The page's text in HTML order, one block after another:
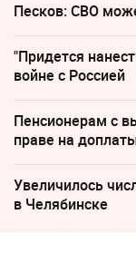
Песков: СВО
"Придется
войне с Россией
Пенсионерам с
праве на
Увеличилось
в Челябинске